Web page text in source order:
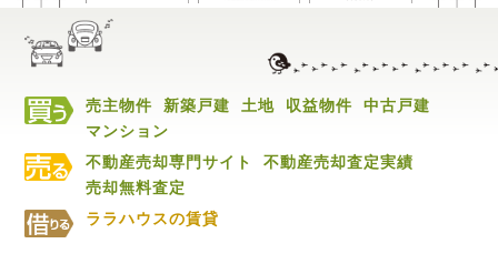
売主物件 新築戸建 土地 収益物件
中古戸建
マンション
不動産売却専門サイト
不動産売却査定実績
売却無料査定
ララハウスの賃貸